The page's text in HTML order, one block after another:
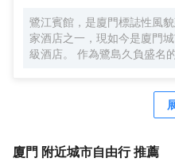
鷺江賓館，是廈門標誌性風
家酒店之一，現如今是廈門
級酒店。 作為鷺島久負盛名
粟先生曾為鷺江賓館親筆題
地標建築，它典藏了鷺江兩
店，也是時光。 時光隧道
廈門 附近城市自由行 推薦